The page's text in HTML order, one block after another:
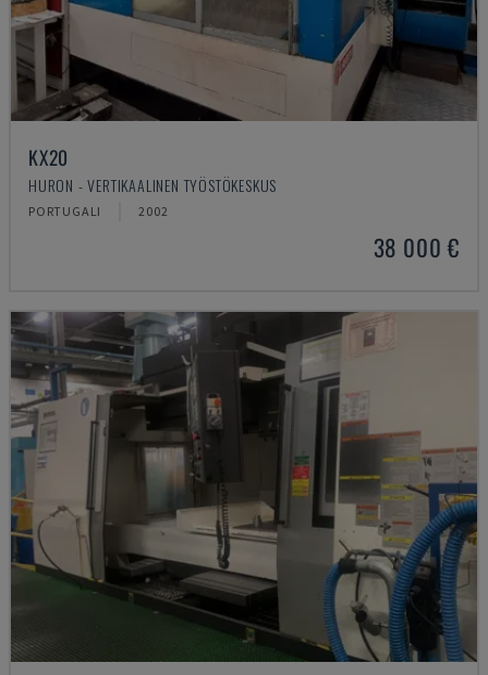
KX20
HURON - VERTIKAALINEN TYÖSTÖKESKUS
PORTUGALI 2002
38 000 €